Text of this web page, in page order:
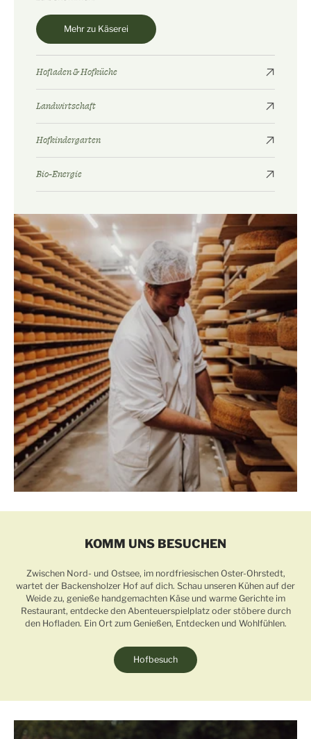
Mehr zu Käserei
Hofladen & Hofküche
Landwirtschaft
Hofkindergarten
Bio-Energie
KOMM UNS BESUCHEN
Zwischen Nord- und Ostsee, im nordfriesischen Oster-Ohrstedt,
wartet der Backensholzer Hof auf dich. Schau unseren Kühen auf der
Weide zu, genieße handgemachten Käse und warme Gerichte im
Restaurant, entdecke den Abenteuerspielplatz oder stöbere durch
den Hofladen. Ein Ort zum Genießen, Entdecken und Wohlfühlen.
Hofbesuch